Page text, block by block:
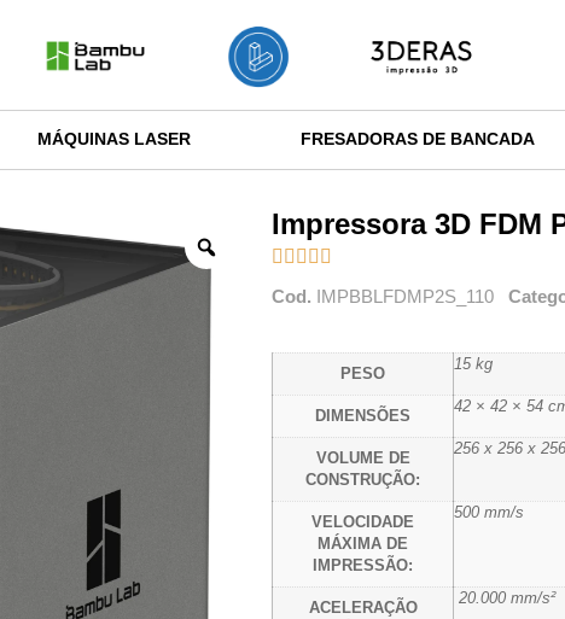
MÁQUINAS LASER FRESADORAS DE BANCADA
Impressora 3D FDM
    
Cod. IMPBBLFDMP2S_110
PESO
15 kg
DIMENSÕES
42 × 42 × 54
VOLUME DE
CONSTRUÇÃO:
256 x 256 x
VELOCIDADE
MÁXIMA DE
IMPRESSÃO:
500 mm/s
ACELERAÇÃO
20.000 mm/s²